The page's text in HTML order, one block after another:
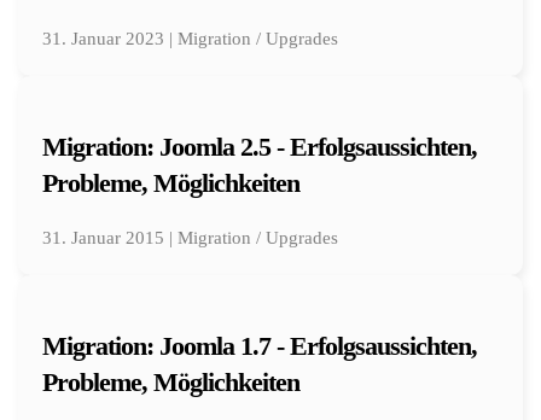
31. Januar 2023 | Migration / Upgrades
Migration: Joomla 2.5 - Erfolgsaussichten,
Probleme, Möglichkeiten
31. Januar 2015 | Migration / Upgrades
Migration: Joomla 1.7 - Erfolgsaussichten,
Probleme, Möglichkeiten